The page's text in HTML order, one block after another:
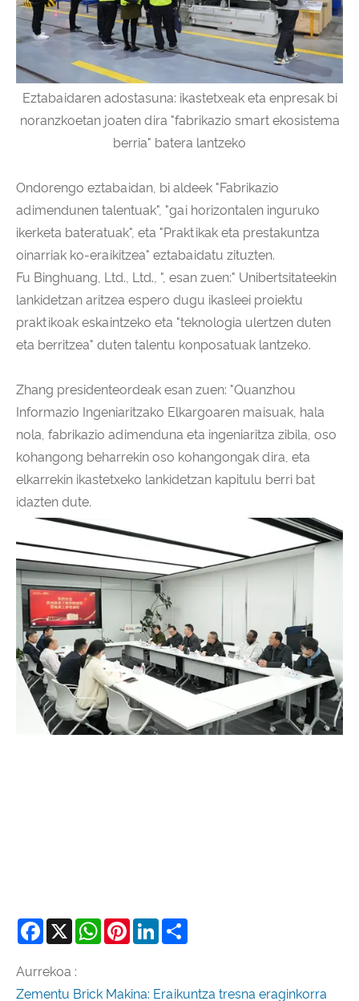
Eztabaidaren adostasuna: ikastetxeak eta enpresak bi
noranzkoetan joaten dira "fabrikazio smart ekosistema
berria" batera lantzeko
Ondorengo eztabaidan, bi aldeek "Fabrikazio
adimendunen talentuak", "gai horizontalen inguruko
ikerketa bateratuak", eta "Praktikak eta prestakuntza
oinarriak ko-eraikitzea" eztabaidatu zituzten.
Fu Binghuang, Ltd., Ltd., ", esan zuen:" Unibertsitateekin
lankidetzan aritzea espero dugu ikasleei proiektu
praktikoak eskaintzeko eta "teknologia ulertzen duten
eta berritzea" duten talentu konposatuak lantzeko.
Zhang presidenteordeak esan zuen: "Quanzhou
Informazio Ingeniaritzako Elkargoaren maisuak, hala
nola, fabrikazio adimenduna eta ingeniaritza zibila, oso
kohangong beharrekin oso kohangongak dira, eta
elkarrekin ikastetxeko lankidetzan kapitulu berri bat
idazten dute.
Facebook
X WhatsAppPinterestLinkedIn
Aurrekoa :
Zementu Brick Makina: Eraikuntza tresna eraginkorra